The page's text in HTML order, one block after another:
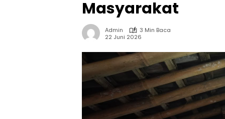
Masyarakat
Admin
3 Min Baca
22 Juni 2026